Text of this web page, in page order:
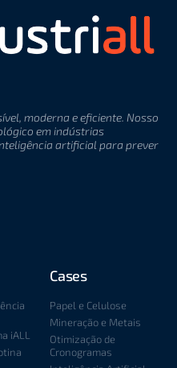
moderna e eficiente. Nosso
em indústrias
artificial para prever
iALL
Cases
Papel e Celulose
Mineração e Metais
Otimização de
Cronogramas